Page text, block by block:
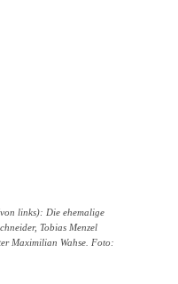
links): Die ehemalige
Tobias Menzel
Maximilian Wahse. Foto: